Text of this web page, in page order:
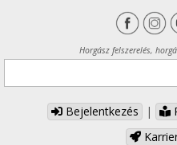
Horgász felszerelés,
Bejelentkezés |